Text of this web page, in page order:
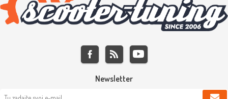
Newsletter